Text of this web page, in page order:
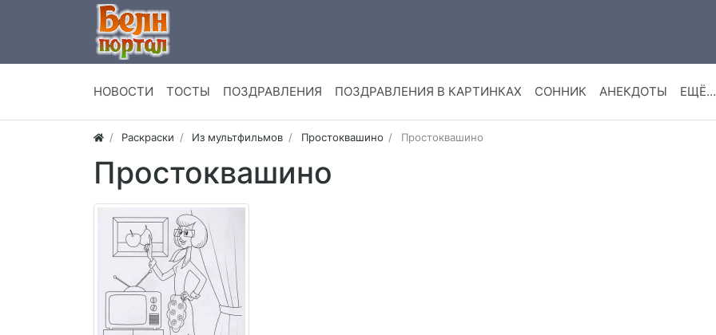
НОВОСТИ ТОСТЫ ПОЗДРАВЛЕНИЯ ПОЗДРАВЛЕНИЯ В КАРТИНКАХ СОННИК АНЕКДОТЫ ЕЩЁ…
Раскраски Из мультфильмов Простоквашино Простоквашино
Простоквашино